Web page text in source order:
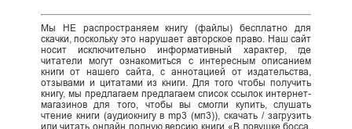
Мы НЕ распространяем книгу (файлы) бесплатно для
скачки, поскольку это нарушает авторское право. Наш сайт
носит исключительно информативный характер, где
читатели могут ознакомиться с интересным описанием
книги от нашего сайта, с аннотацией от издательства,
отзывами и цитатами из книги. Для того чтобы получить
книгу, мы предлагаем предлагаем список ссылок интернет-
магазинов для того, чтобы вы смогли купить, слушать
чтение книги (аудиокнигу в mp3 (мп3)), скачать / загрузить
или читать онлайн полную версию книги «В ловушке босса.